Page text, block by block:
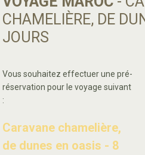
CHAMELIÈRE, DE
JOURS
Vous souhaitez effectuer une pré-
réservation pour le voyage suivant
:
Caravane chamelière,
de dunes en oasis - 8